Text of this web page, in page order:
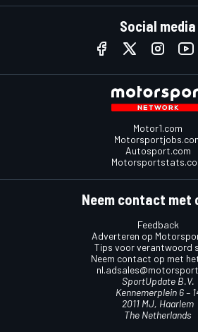
Social media
Motor1.com
Autosport.com
Neem contact met
Feedback
Adverteren op
Tips voor verantwoord
Neem contact op met
SportUpdate B.V.
Kennemerplein 6 –
2011 MJ, Haarlem
The Netherlands